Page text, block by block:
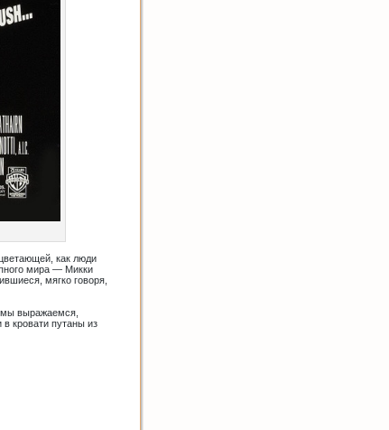
как люди
мира — Микки
мягко говоря,
мы выражаемся,
кровати путаны из